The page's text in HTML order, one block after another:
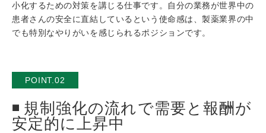
小化するための対策を講じる仕事です。自分の業務が世界中の
患者さんの安全に直結しているという使命感は、製薬業界の中
でも特別なやりがいを感じられるポジションです。
POINT.02
規制強化の流れで需要と報酬が
安定的に上昇中